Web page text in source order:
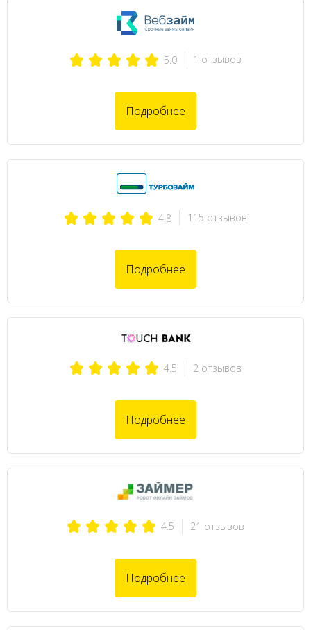
5.0 1 отзывов
Подробнее
4.8 115 отзывов
Подробнее
4.5 2 отзывов
Подробнее
4.5 21 отзывов
Подробнее